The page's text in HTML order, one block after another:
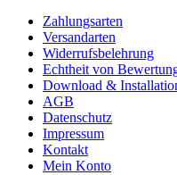
Zahlungsarten
Versandarten
Widerrufsbelehrung
Echtheit von
Download &
AGB
Datenschutz
Impressum
Kontakt
Mein Konto